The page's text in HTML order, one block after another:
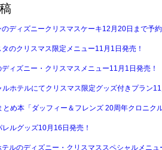
ディズニークリスマスケーキ12月20日まで予約
のクリスマス限定メニュー11月1日発売！
ィズニー・クリスマスメニュー11月1日発売！
ホテルにてクリスマス限定グッズ付きプラン
とめ本「ダッフィー＆フレンズ 20周年クロニク
ルグッズ10月16日発売！
ルのディズニー・クリスマススペシャルメニュ